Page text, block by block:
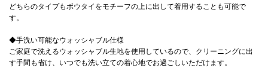
どちらのタイプもボウタイをモチーフの上に出して着用することも可能で
す。
◆手洗い可能なウォッシャブル仕様
ご家庭で洗えるウォッシャブル生地を使用しているので、クリーニングに出
す手間も省け、いつでも洗い立ての着心地でお過ごしいただけます。